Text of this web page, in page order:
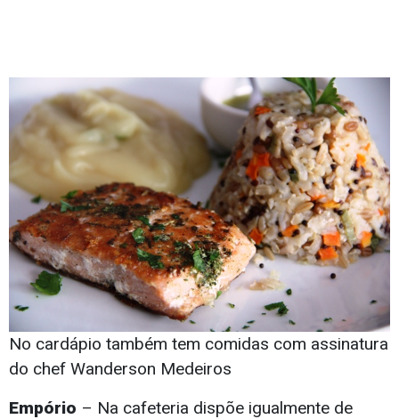
No cardápio também tem comidas com assinatura
do chef Wanderson Medeiros
Empório – Na cafeteria dispõe igualmente de